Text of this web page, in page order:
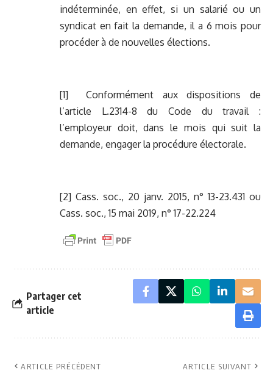
indéterminée, en effet, si un salarié ou un
syndicat en fait la demande, il a 6 mois pour
procéder à de nouvelles élections.
[1] Conformément aux dispositions de
l’article L.2314-8 du Code du travail :
l’employeur doit, dans le mois qui suit la
demande, engager la procédure électorale.
[2] Cass. soc., 20 janv. 2015, n°13-23.431 ou
Cass. soc., 15 mai 2019, n°17-22.224
Partager cet
article
ARTICLE PRÉCÉDENT ARTICLE SUIVANT